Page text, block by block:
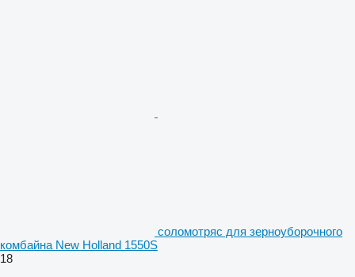
соломотряс для зерноуборочного
комбайна New Holland 1550S
18